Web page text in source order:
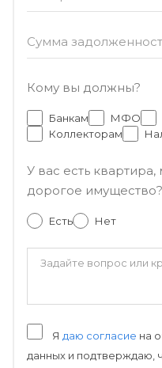
Сумма
Кому вы должны?
Банкам МФО
Коллекторам
У вас есть
дорогое имущество?
Есть Нет
Я даю согласие на
данных и подтверждаю,